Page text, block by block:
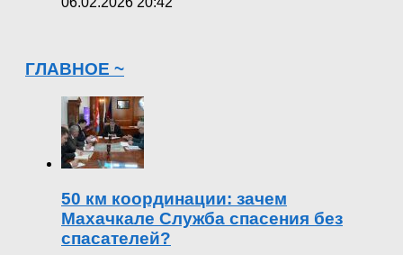
ГЛАВНОЕ ~
50 км координации: зачем
Махачкале Служба спасения без
спасателей?